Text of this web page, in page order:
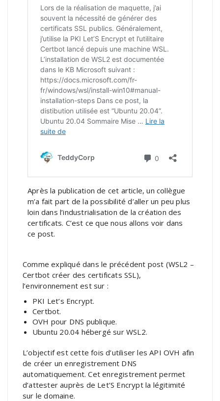
Après la publication de cet article, un collègue
m’a fait part de la possibilité d’aller un peu plus
loin dans l’industrialisation de la création des
certificats. C’est ce que nous allons voir dans
ce post.
Comme expliqué dans le précédent post (WSL2 –
Certbot créer des certificats SSL ),
l’environnement est sur :
PKI Let’s Encrypt.
Certbot.
OVH pour DNS publique.
Ubuntu 20.04 hébergé sur WSL2.
L’objectif est cette fois d’utiliser les API OVH afin
de créer un enregistrement DNS
automatiquement. Cet enregistrement permet
d’attester auprès de Let’S Encrypt la légitimité
sur le domaine.